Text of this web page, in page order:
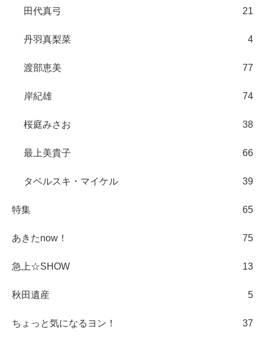
田代真弓 21
丹羽真梨菜 4
渡部恵美 77
岸紀雄 74
桜庭みさお 38
最上美貴子 66
タベルスキ・マイケル 39
特集 65
あきたnow！ 75
急上☆SHOW 13
秋田遺産 5
ちょっと気になるヨン！ 37